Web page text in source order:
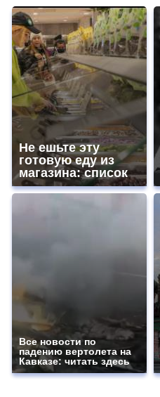
Не ешьте эту
готовую еду из
магазина: список
Все новости по
падению вертолета на
Кавказе: читать здесь